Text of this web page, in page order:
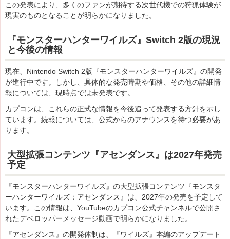
この発表により、多くのファンが期待する次世代機での狩猟体験が
現実のものとなることが明らかになりました。
『モンスターハンターワイルズ』Switch 2版の現況
と今後の情報
現在、Nintendo Switch 2版『モンスターハンターワイルズ』の開発
が進行中です。しかし、具体的な発売時期や価格、その他の詳細情
報については、現時点では未発表です。
カプコンは、これらの正式な情報を今後追って発表する方針を示し
ています。続報については、公式からのアナウンスを待つ必要があ
ります。
大型拡張コンテンツ『アセンダンス』は2027年発売
予定
『モンスターハンターワイルズ』の大型拡張コンテンツ『モンスタ
ーハンターワイルズ：アセンダンス』は、2027年の発売を予定して
います。この情報は、YouTubeのカプコン公式チャンネルで公開さ
れたデベロッパーメッセージ動画で明らかになりました。
『アセンダンス』の開発体制は、『ワイルズ』本編のアップデート